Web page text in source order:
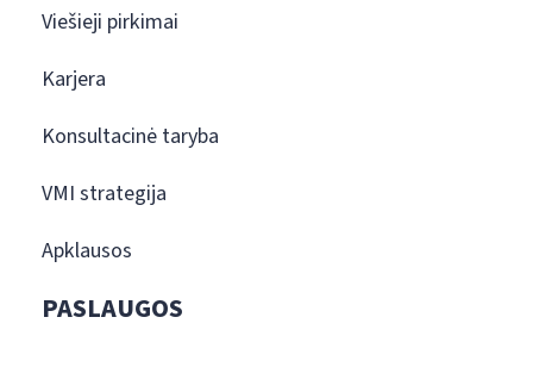
Viešieji pirkimai
Karjera
Konsultacinė taryba
VMI strategija
Apklausos
PASLAUGOS